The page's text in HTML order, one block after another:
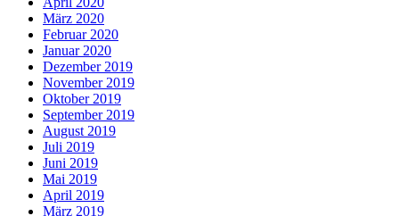
März 2020
Februar 2020
Januar 2020
Dezember 2019
November 2019
Oktober 2019
September 2019
August 2019
Juli 2019
Juni 2019
Mai 2019
April 2019
März 2019